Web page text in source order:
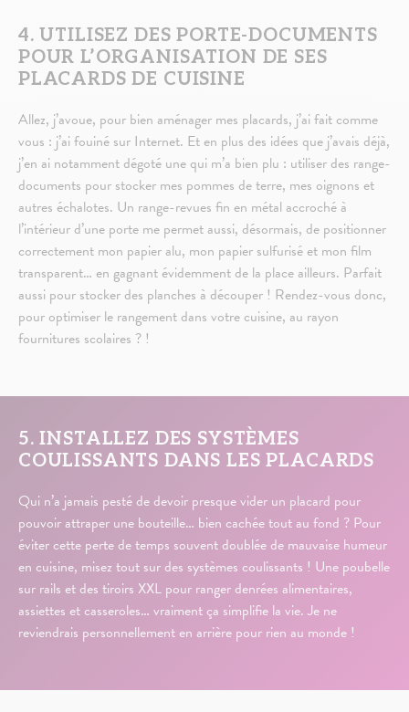
4. UTILISEZ DES PORTE-DOCUMENTS
POUR L’ORGANISATION DE SES
PLACARDS DE CUISINE
Allez, j’avoue, pour bien aménager mes placards, j’ai fait comme
vous : j’ai fouiné sur Internet. Et en plus des idées que j’avais déjà,
j’en ai notamment dégoté une qui m’a bien plu : utiliser des range-
documents pour stocker mes pommes de terre, mes oignons et
autres échalotes. Un range-revues fin en métal accroché à
l’intérieur d’une porte me permet aussi, désormais, de positionner
correctement mon papier alu, mon papier sulfurisé et mon film
transparent… en gagnant évidemment de la place ailleurs. Parfait
aussi pour stocker des planches à découper ! Rendez-vous donc,
pour optimiser le rangement dans votre cuisine, au rayon
fournitures scolaires ? !
5. INSTALLEZ DES SYSTÈMES
COULISSANTS DANS LES PLACARDS
Qui n’a jamais pesté de devoir presque vider un placard pour
pouvoir attraper une bouteille… bien cachée tout au fond ? Pour
éviter cette perte de temps souvent doublée de mauvaise humeur
en cuisine, misez tout sur des systèmes coulissants ! Une poubelle
sur rails et des tiroirs XXL pour ranger denrées alimentaires,
assiettes et casseroles… vraiment ça simplifie la vie. Je ne
reviendrais personnellement en arrière pour rien au monde !